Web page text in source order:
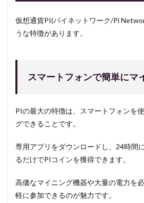
仮想通貨PI(パイネットワーク/Pi
うな特徴があります。
スマートフォンで簡単にマ
PIの最大の特徴は、スマートフォンを
グできることです。
専用アプリをダウンロードし、24時間
るだけでPIコインを獲得できます。
高価なマイニング機器や大量の電力を
軽に参加できるのが魅力です。